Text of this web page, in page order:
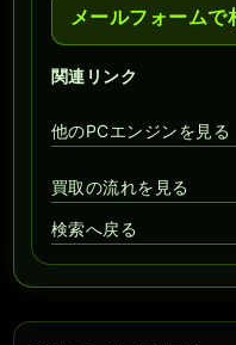
メールフォームで
関連リンク
他のPCエンジンを見る
買取の流れを見る
検索へ戻る